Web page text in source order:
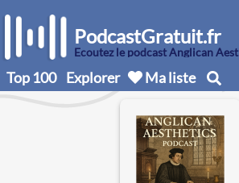
PodcastGratuit.fr
Écoutez le podcast Anglican
Top 100 Explorer Ma liste